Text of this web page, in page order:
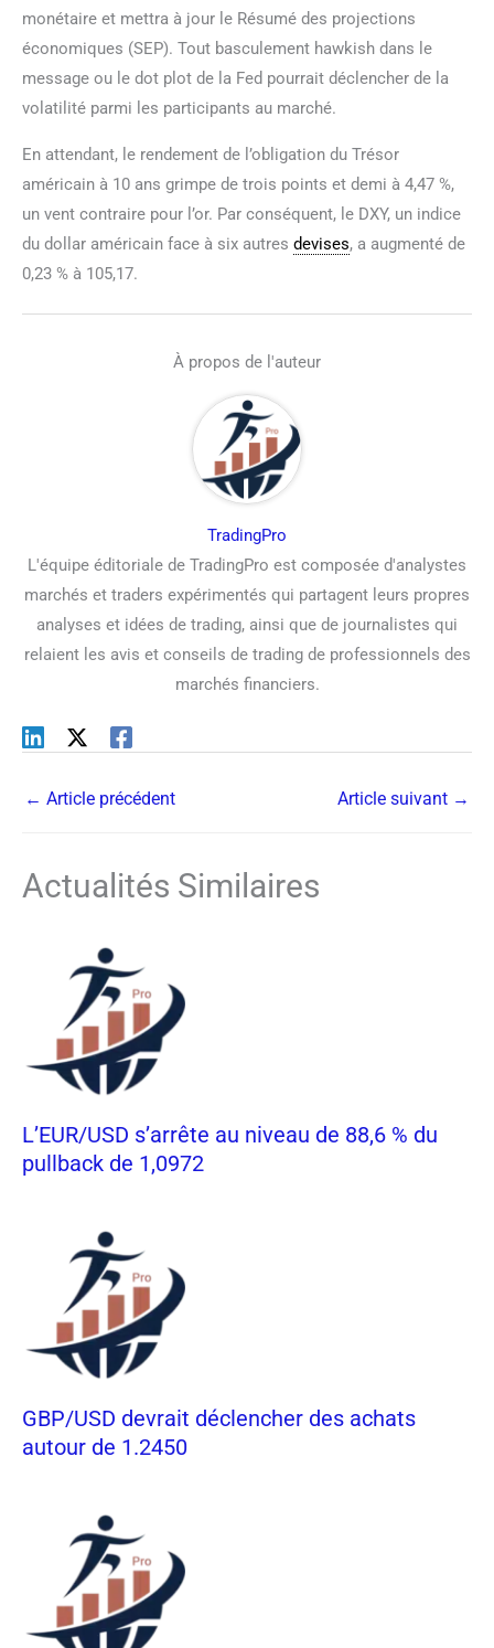
monétaire et mettra à jour le Résumé des projections
économiques (SEP). Tout basculement hawkish dans le
message ou le dot plot de la Fed pourrait déclencher de la
volatilité parmi les participants au marché.
En attendant, le rendement de l’obligation du Trésor
américain à 10 ans grimpe de trois points et demi à 4,47 %,
un vent contraire pour l’or. Par conséquent, le DXY, un indice
du dollar américain face à six autres devises, a augmenté de
0,23 % à 105,17.
À propos de l'auteur
TradingPro
L'équipe éditoriale de TradingPro est composée d'analystes
marchés et traders expérimentés qui partagent leurs propres
analyses et idées de trading, ainsi que de journalistes qui
relaient les avis et conseils de trading de professionnels des
marchés financiers.
← Article précédent Article suivant →
Actualités Similaires
L’EUR/USD s’arrête au niveau de 88,6 % du
pullback de 1,0972
GBP/USD devrait déclencher des achats
autour de 1.2450